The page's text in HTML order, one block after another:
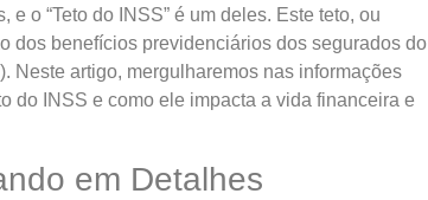
o “Teto do INSS” é um deles. Este teto, ou
dos benefícios previdenciários dos segurados do
Neste artigo, mergulharemos nas informações
do INSS e como ele impacta a vida financeira e
em Detalhes